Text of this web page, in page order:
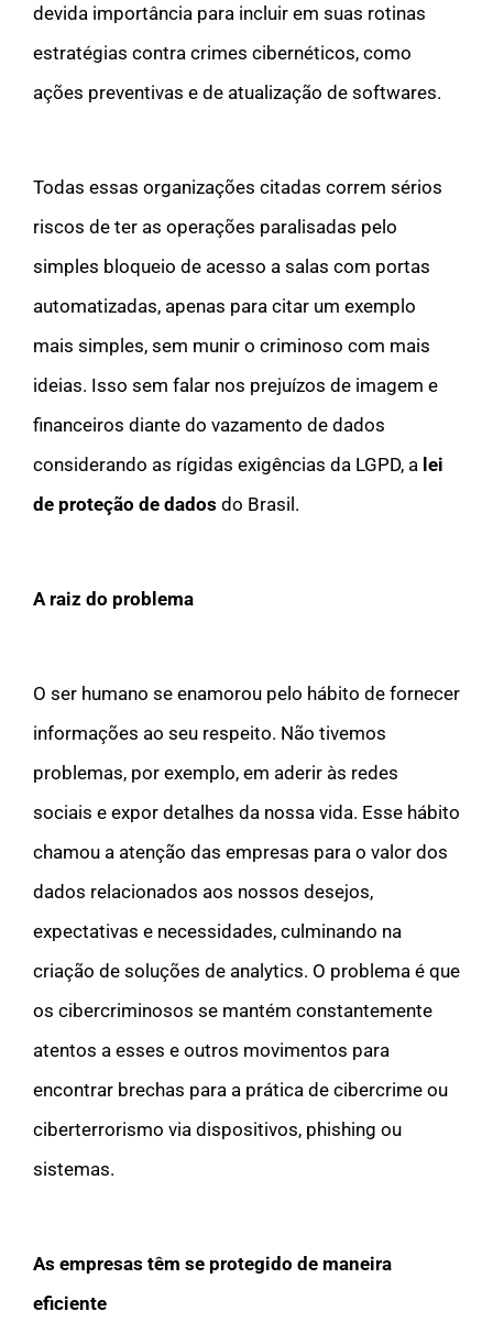
devida importância para incluir em suas rotinas
estratégias contra crimes cibernéticos, como
ações preventivas e de atualização de softwares.
Todas essas organizações citadas correm sérios
riscos de ter as operações paralisadas pelo
simples bloqueio de acesso a salas com portas
automatizadas, apenas para citar um exemplo
mais simples, sem munir o criminoso com mais
ideias. Isso sem falar nos prejuízos de imagem e
financeiros diante do vazamento de dados
considerando as rígidas exigências da LGPD, a lei
de proteção de dados do Brasil.
A raiz do problema
O ser humano se enamorou pelo hábito de fornecer
informações ao seu respeito. Não tivemos
problemas, por exemplo, em aderir às redes
sociais e expor detalhes da nossa vida. Esse hábito
chamou a atenção das empresas para o valor dos
dados relacionados aos nossos desejos,
expectativas e necessidades, culminando na
criação de soluções de analytics. O problema é que
os cibercriminosos se mantém constantemente
atentos a esses e outros movimentos para
encontrar brechas para a prática de cibercrime ou
ciberterrorismo via dispositivos, phishing ou
sistemas.
As empresas têm se protegido de maneira
eficiente